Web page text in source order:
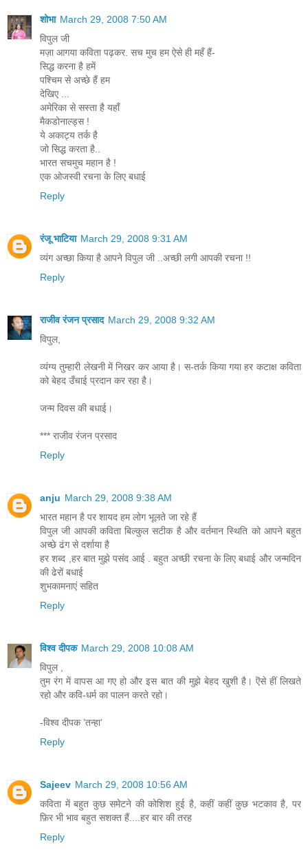
शोभा March 29, 2008 7:50 AM
विपुल जी
मज़ा आगया कविता पढ़कर. सच मुच हम ऐसे ही महँ हैं-
सिद्ध करना है हमें
पश्चिम से अच्छे हैं हम
देखिए ...
अमेरिका से सस्ता है यहाँ
मैकडोनाल्ड्स !
ये अकाट्य तर्क है
जो सिद्ध करता है..
भारत सचमुच महान है !
एक ओजस्वी रचना के लिए बधाई
Reply
रंजू भाटिया March 29, 2008 9:31 AM
व्यंग अच्छा किया है आपने विपुल जी ..अच्छी लगी आपकी रचना !!
Reply
राजीव रंजन प्रसाद March 29, 2008 9:32 AM
विपुल,
व्यंग्य तुम्हारी लेखनी में निखर कर आया है। स-तर्क किया गया हर कटाक्ष कविता
को बेहद उँचाई प्रदान कर रहा है।
जन्म दिवस की बधाई।
*** राजीव रंजन प्रसाद
Reply
anju March 29, 2008 9:38 AM
भारत महान है पर शायद हम लोग भूलते जा रहे हैं
विपुल जी आपकी कविता बिल्कुल सटीक है और वर्तमान स्थिति को आपने बहुत
अच्छे ढंग से दर्शाया है
हर शब्द ,हर बात मुझे पसंद आई . बहुत अच्छी रचना के लिए बधाई और जन्मदिन
की ढेरों बधाई
शुभकामनाएं सहित
Reply
विश्व दीपक March 29, 2008 10:08 AM
विपुल ,
तुम रंग में वापस आ गए हो और इस बात की मुझे बेहद खुशी है। ऎसे हीं लिखते
रहो और कवि-धर्म का पालन करते रहो।
-विश्व दीपक ’तन्हा’
Reply
Sajeev March 29, 2008 10:56 AM
कविता में बहुत कुछ समेटने की कोशिश हुई है, कहीं कहीं कुछ भटकाव है, पर
फ़िर भी भाव बहुत सशक्त हैं....हर बार की तरह
Reply